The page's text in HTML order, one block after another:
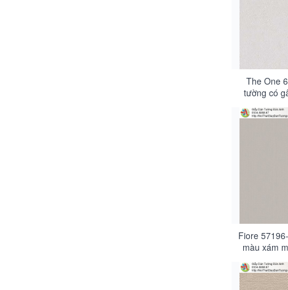
The One
tường có
xám hồng
Fiore
màu xám